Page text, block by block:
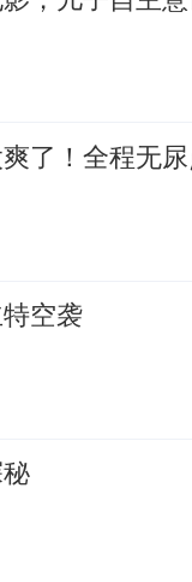
了！全程无
空袭